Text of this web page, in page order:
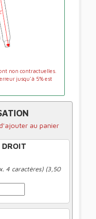
non contractuelles.
jusqu'à 5% est
au panier
DROIT
4 caractères) (3,50